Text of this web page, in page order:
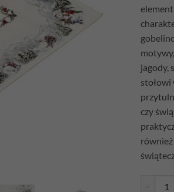
jagody,
stołowi
czy